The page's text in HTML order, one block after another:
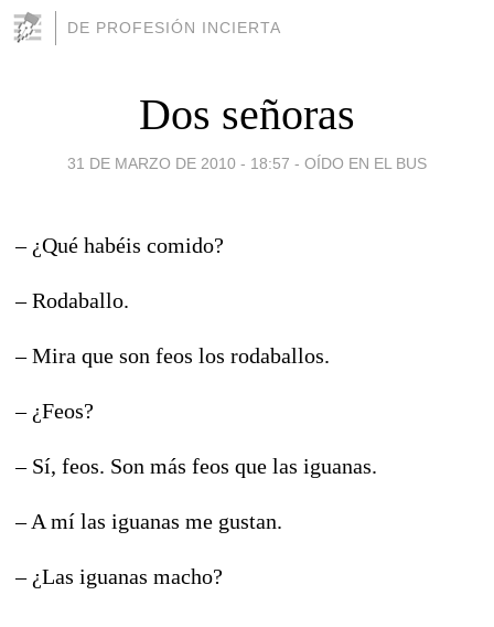
DE PROFESIÓN INCIERTA
Dos señoras
31 DE MARZO DE 2010 - 18:57 - OÍDO EN EL BUS
– ¿Qué habéis comido?
– Rodaballo.
– Mira que son feos los rodaballos.
– ¿Feos?
– Sí, feos. Son más feos que las iguanas.
– A mí las iguanas me gustan.
– ¿Las iguanas macho?